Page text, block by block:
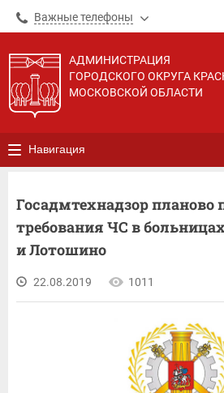
Важные телефоны
АДМИНИСТРАЦИЯ
ГОРОДСКОГО ОКРУГА
МОСКОВСКОЙ ОБЛАСТИ
Навигация
Госадмтехнадзор планово
требования ЧС в
и Лотошино
22.08.2019 1011